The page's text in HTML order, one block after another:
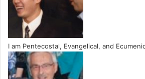
I am Pentecostal, Evangelical, and